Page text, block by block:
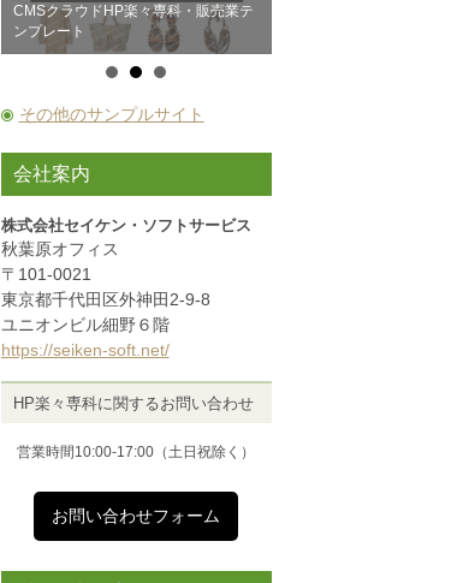
CMSクラウドHP楽々専科・販売業テ
ンプレート
その他のサンプルサイト
会社案内
株式会社セイケン・ソフトサービス
秋葉原オフィス
〒101-0021
東京都千代田区外神田2-9-8
ユニオンビル細野６階
https://seiken-soft.net/
HP楽々専科に関するお問い合わせ
営業時間10:00-17:00（土日祝除く）
お問い合わせフォーム